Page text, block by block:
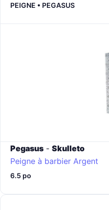
PEIGNE • PEGASUS
Pegasus - Skulleto
Peigne à barbier Argent
6.5 po